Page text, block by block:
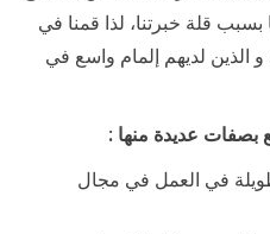
بسبب قلة خبرتنا، لذا قمنا في
و الذين لديهم إلمام واسع في
بصفات عديدة منها :
في العمل في مجال